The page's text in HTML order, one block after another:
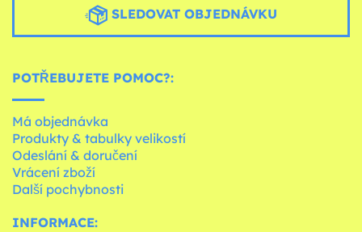
SLEDOVAT OBJEDNÁVKU
POTŘEBUJETE POMOC?:
Má objednávka
Produkty & tabulky velikostí
Odeslání & doručení
Vrácení zboží
Další pochybnosti
INFORMACE: